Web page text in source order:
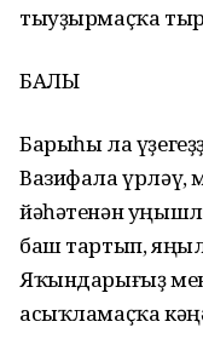
тыуҙырмаҫҡа
БАЛЫҠ
Барыһы ла
Вазифала
йәһәтенән
баш тартып,
Яҡындарығыҙ
асыҡламаҫҡа